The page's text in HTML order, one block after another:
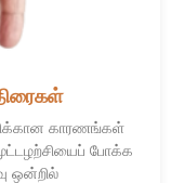
காரணங்கள்
போக்க
ஒன்றில்